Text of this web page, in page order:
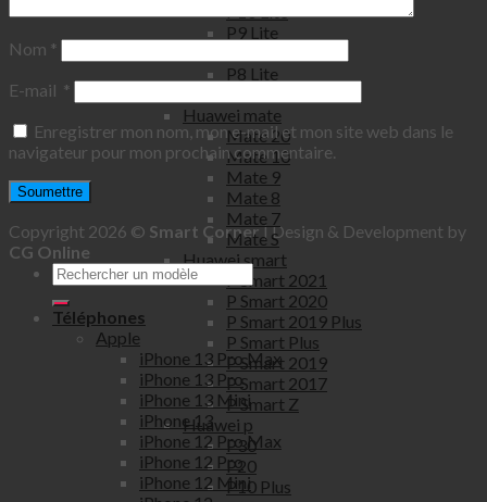
P10 Lite
P9 Lite
P8 Lite
Huawei mate
Mate 20
Mate 10
Mate 9
Mate 8
Mate 7
Mate S
Huawei smart
P Smart 2021
P Smart 2020
P Smart 2019 Plus
P Smart Plus
P Smart 2019
P Smart 2017
P Smart Z
Huawei p
P30
P20
P10 Plus
Nom *
E-mail *
Enregistrer mon nom, mon e-mail et mon site web dans le
navigateur pour mon prochain commentaire.
Copyright 2026 © Smart Corner| Design & Development by
CG Online
Téléphones
Apple
iPhone 13 Pro Max
iPhone 13 Pro
iPhone 13 Mini
iPhone 13
iPhone 12 Pro Max
iPhone 12 Pro
iPhone 12 Mini